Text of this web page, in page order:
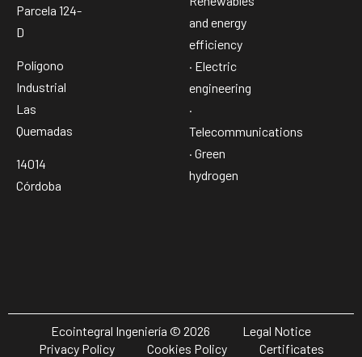
Parcela 124-
D
Polígono
Industrial
Las
Quemadas
14014
Córdoba
and energy
efficiency
· Electric
engineering
·
Telecommunications
· Green
hydrogen
Ecointegral Ingeniería © 2026
Legal Notice
Privacy Policy
Cookies Policy Certificates